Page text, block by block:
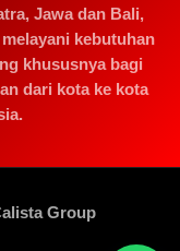
Jawa dan Bali,
kebutuhan
khususnya bagi
dari kota ke kota
Group